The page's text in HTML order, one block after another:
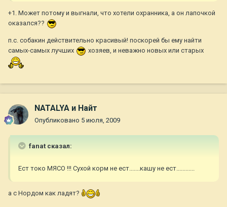
+1. Может потому и выгнали, что хотели охранника, а он лапочкой
оказался??
п.с. собакин действительно красивый! поскорей бы ему найти
самых-самых лучших
хозяев, и неважно новых или старых
NATALYA и Найт
Опубликовано 5 июля, 2009
fanat сказал:
Ест токо МЯСО !!! Сухой корм не ест.......кашу не ест............
а с Нордом как ладят?